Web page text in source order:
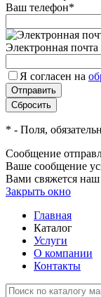
Ваш телефон*
Электронная почта
Я согласен на
* - Поля,
Сообщение
Ваше сообщение
Вами свяжется наш
Закрыть окно
Главная
Каталог
Услуги
О компании
Контакты